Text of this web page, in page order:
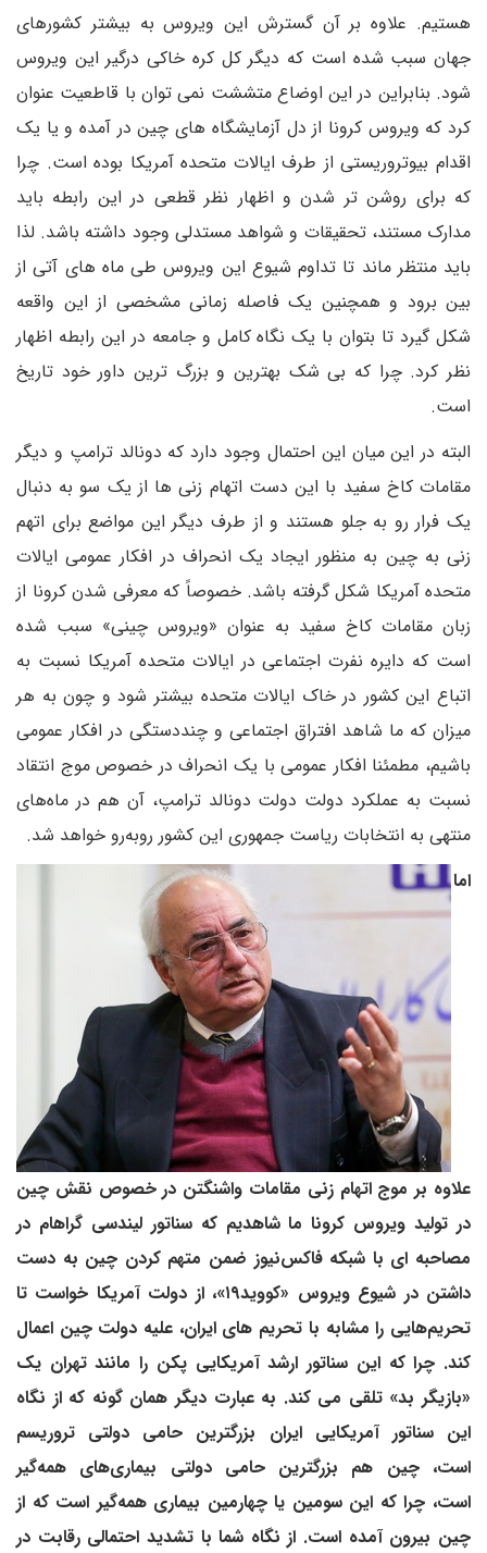
هستیم. علاوه بر آن گسترش این ویروس به بیشتر کشورهای
جهان سبب شده است که دیگر کل کره خاکی درگیر این ویروس
شود. بنابراین در این اوضاع متششت نمی توان با قاطعیت عنوان
کرد که ویروس کرونا از دل آزمایشگاه های چین در آمده و یا یک
اقدام بیوتروریستی از طرف ایالات متحده آمریکا بوده است. چرا
که برای روشن تر شدن و اظهار نظر قطعی در این رابطه باید
مدارک مستند، تحقیقات و شواهد مستدلی وجود داشته باشد. لذا
باید منتظر ماند تا تداوم شیوع این ویروس طی ماه های آتی از
بین برود و همچنین یک فاصله زمانی مشخصی از این واقعه
شکل گیرد تا بتوان با یک نگاه کامل و جامعه در این رابطه اظهار
نظر کرد. چرا که بی شک بهترین و بزرگ ترین داور خود تاریخ
است.
البته در این میان این احتمال وجود دارد که دونالد ترامپ و دیگر
مقامات کاخ سفید با این دست اتهام زنی ها از یک سو به دنبال
یک فرار رو به جلو هستند و از طرف دیگر این مواضع برای اتهم
زنی به چین به منظور ایجاد یک انحراف در افکار عمومی ایالات
متحده آمریکا شکل گرفته باشد. خصوصاً که معرفی شدن کرونا از
زبان مقامات کاخ سفید به عنوان «ویروس چینی» سبب شده
است که دایره نفرت اجتماعی در ایالات متحده آمریکا نسبت به
اتباع این کشور در خاک ایالات متحده بیشتر شود و چون به هر
میزان که ما شاهد افتراق اجتماعی و چنددستگی در افکار عمومی
باشیم، مطمئنا افکار عمومی با یک انحراف در خصوص موج انتقاد
نسبت به عملکرد دولت دولت دونالد ترامپ، آن هم در ماه‌های
منتهی به انتخابات ریاست جمهوری این کشور روبه‌رو خواهد شد.
اما
علاوه بر موج اتهام زنی مقامات واشنگتن در خصوص نقش چین
در تولید ویروس کرونا ما شاهدیم که سناتور لیندسی گراهام در
مصاحبه ای با شبکه فاکس‌نیوز ضمن متهم کردن چین به دست
داشتن در شیوع ویروس «کووید۱۹»، از دولت آمریکا خواست تا
تحریم‌هایی را مشابه با تحریم های ایران، علیه دولت چین اعمال
کند. چرا که این سناتور ارشد آمریکایی پکن را مانند تهران یک
«بازیگر بد» تلقی می کند. به عبارت دیگر همان گونه که از نگاه
این سناتور آمریکایی ایران بزرگترین حامی دولتی تروریسم
است، چین هم بزرگترین حامی دولتی بیماری‌های همه‌گیر
است، چرا که این سومین یا چهارمین بیماری همه‌گیر است که از
چین بیرون آمده است. از نگاه شما با تشدید احتمالی رقابت در